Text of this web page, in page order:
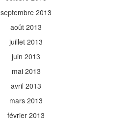
septembre 2013
août 2013
juillet 2013
juin 2013
mai 2013
avril 2013
mars 2013
février 2013